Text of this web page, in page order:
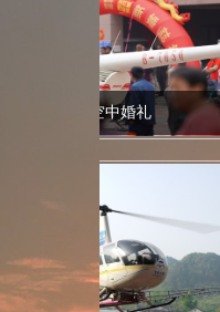
直升机空中婚礼